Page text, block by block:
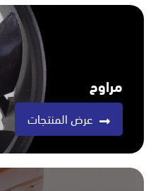
مراوح
عرض المنتجات